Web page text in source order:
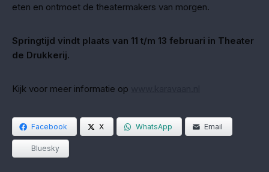
eten en ontmoet de theatermakers van morgen.
Springtijd vindt plaats van 11 t/m 13 februari in Theater
de Drukkerij.
Kijk voor meer informatie op
Facebook X WhatsApp Email
Bluesky